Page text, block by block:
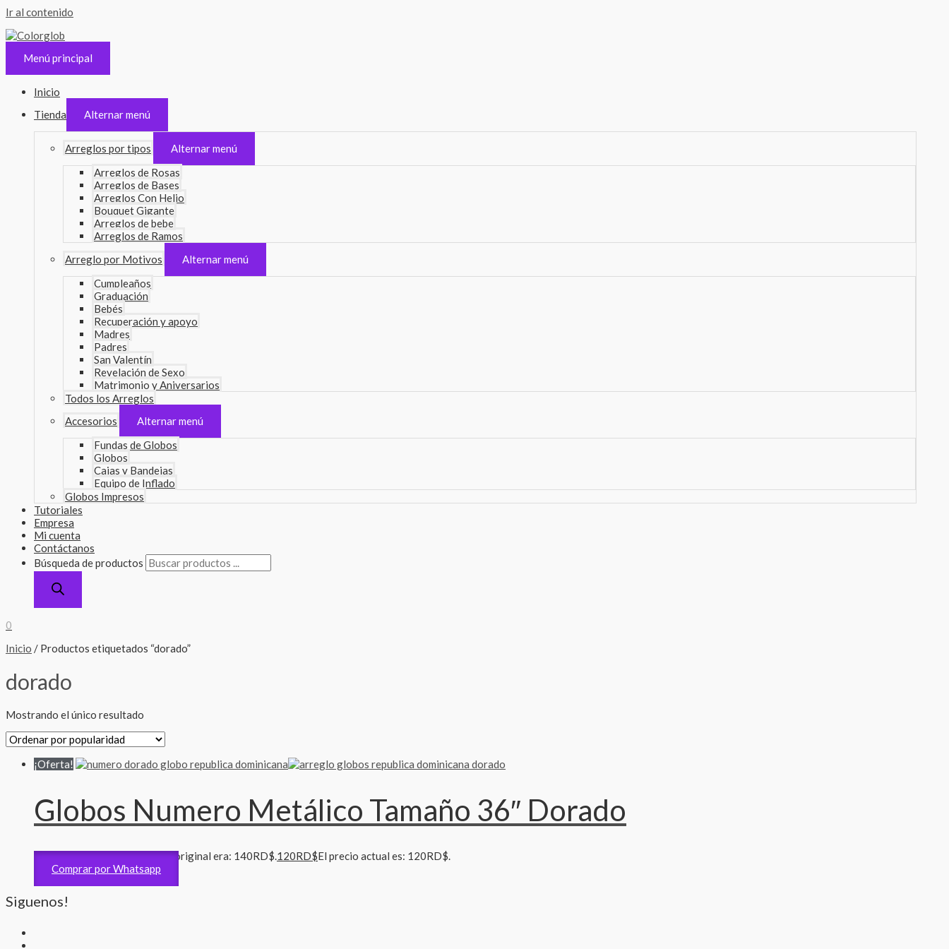
Ir al contenido
Menú principal
Inicio
Tienda
Alternar menú
Arreglos por tipos
Alternar menú
Arreglos de Rosas
Arreglos de Bases
Arreglos Con Helio
Bouquet Gigante
Arreglos de bebe
Arreglos de Ramos
Arreglo por Motivos
Alternar menú
Cumpleaños
Graduación
Bebés
Recuperación y apoyo
Madres
Padres
San Valentín
Revelación de Sexo
Matrimonio y Aniversarios
Todos los Arreglos
Accesorios
Alternar menú
Fundas de Globos
Globos
Cajas y Bandejas
Equipo de Inflado
Globos Impresos
Tutoriales
Empresa
Mi cuenta
Contáctanos
Búsqueda de productos
0
Inicio / Productos etiquetados “dorado”
dorado
Mostrando el único resultado
¡Oferta!
Globos Numero Metálico Tamaño 36″ Dorado
Accesorios140RD$El precio original era: 140RD$.120RD$El precio actual es: 120RD$.
Comprar por Whatsapp
Siguenos!